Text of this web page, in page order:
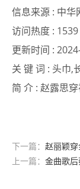
信息来源 : 中华
访问热度 : 1539
更新时间 :
关 键 词 : 头巾,
简 介 : 赵露思
下一篇： 赵丽颖
上一篇： 金曲歌后